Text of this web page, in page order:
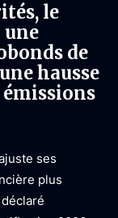
le
une
de
hausse
émissions
ses
plus